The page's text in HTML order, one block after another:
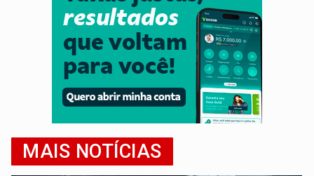
MAIS NOTÍCIAS